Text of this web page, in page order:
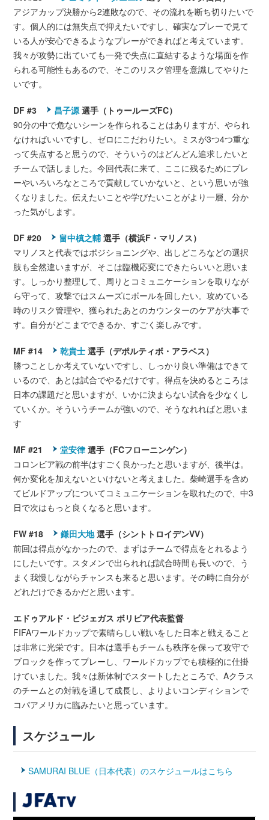
アジアカップ決勝から2連敗なので、その流れを断ち切りたいで
す。個人的には無失点で抑えたいですし、確実なプレーで見て
いる人が安心できるようなプレーができればと考えています。
我々が攻勢に出ていても一発で失点に直結するような場面を作
られる可能性もあるので、そこのリスク管理を意識してやりた
いです。
DF #3 昌子源選手（トゥールーズFC）
90分の中で危ないシーンを作られることはありますが、やられ
なければいいですし、ゼロにこだわりたい。ミスが3つ4つ重な
って失点すると思うので、そういうのはどんどん追求したいと
チームで話しました。今回代表に来て、ここに残るためにプレ
ーやいろいろなところで貢献していかないと、という思いが強
くなりました。伝えたいことや学びたいことがより一層、分か
った気がします。
DF #20 畠中槙之輔 選手（横浜F・マリノス）
マリノスと代表ではポジショニングや、出しどころなどの選択
肢も全然違いますが、そこは臨機応変にできたらいいと思いま
す。しっかり整理して、周りとコミュニケーションを取りなが
ら守って、攻撃ではスムーズにボールを回したい。攻めている
時のリスク管理や、獲られたあとのカウンターのケアが大事で
す。自分がどこまでできるか、すごく楽しみです。
MF #14 乾貴士 選手（デポルティボ・アラベス）
勝つことしか考えていないですし、しっかり良い準備はできて
いるので、あとは試合でやるだけです。得点を決めるところは
日本の課題だと思いますが、いかに決まらない試合を少なくし
ていくか。そういうチームが強いので、そうなれればと思いま
す
MF #21 堂安律選手（FCフローニンゲン）
コロンビア戦の前半はすごく良かったと思いますが、後半は。
何か変化を加えないといけないと考えました。柴崎選手を含め
てビルドアップについてコミュニケーションを取れたので、中3
日で次はもっと良くなると思います。
FW #18 鎌田大地選手（シントトロイデンVV）
前回は得点がなかったので、まずはチームで得点をとれるよう
にしたいです。スタメンで出られれば試合時間も長いので、う
まく我慢しながらチャンスも来ると思います。その時に自分が
どれだけできるかだと思います。
エドゥアルド・ビジェガス ボリビア代表監督
FIFAワールドカップで素晴らしい戦いをした日本と戦えること
は非常に光栄です。日本は選手もチームも秩序を保って攻守で
ブロックを作ってプレーし、ワールドカップでも積極的に仕掛
けていました。我々は新体制でスタートしたところで、Aクラス
のチームとの対戦を通して成長し、よりよいコンディションで
コパアメリカに臨みたいと思っています。
スケジュール
SAMURAI BLUE（日本代表）のスケジュールはこちら